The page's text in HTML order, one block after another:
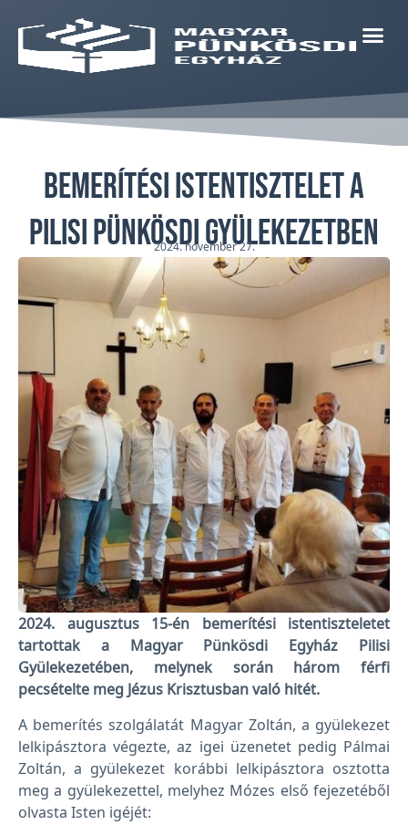
Bemerítési istentisztelet a
Pilisi Pünkösdi Gyülekezetben
2024. november 27.
2024. augusztus 15-én bemerítési istentiszteletet
tartottak a Magyar Pünkösdi Egyház Pilisi
Gyülekezetében, melynek során három férfi
pecsételte meg Jézus Krisztusban való hitét.
A bemerítés szolgálatát Magyar Zoltán, a gyülekezet
lelkipásztora végezte, az igei üzenetet pedig Pálmai
Zoltán, a gyülekezet korábbi lelkipásztora osztotta
meg a gyülekezettel, melyhez Mózes első fejezetéből
olvasta Isten igéjét: